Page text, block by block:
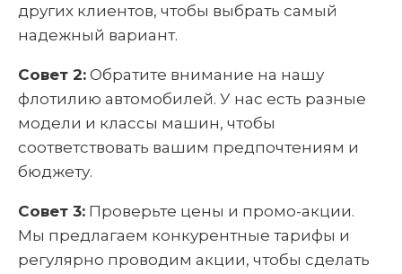
других клиентов, чтобы выбрать самый
надежный вариант.
Совет 2: Обратите внимание на нашу
флотилию автомобилей. У нас есть разные
модели и классы машин, чтобы
соответствовать вашим предпочтениям и
бюджету.
Совет 3: Проверьте цены и промо-акции.
Мы предлагаем конкурентные тарифы и
регулярно проводим акции, чтобы сделать